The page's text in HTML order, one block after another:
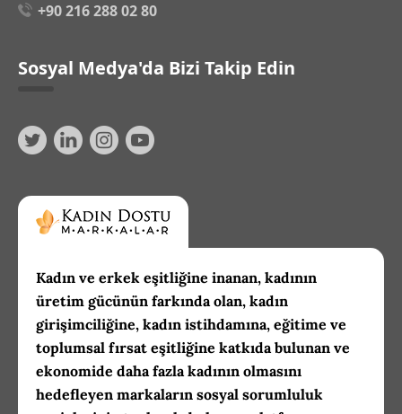
+90 216 288 02 80
Sosyal Medya'da Bizi Takip Edin
Kadın ve erkek eşitliğine inanan, kadının
üretim gücünün farkında olan, kadın
girişimciliğine, kadın istihdamına, eğitime ve
toplumsal fırsat eşitliğine katkıda bulunan ve
ekonomide daha fazla kadının olmasını
hedefleyen markaların sosyal sorumluluk